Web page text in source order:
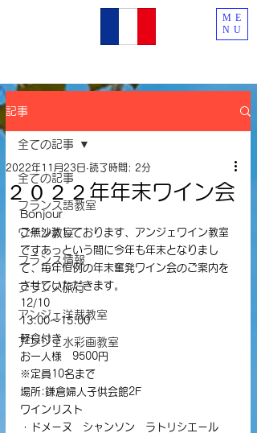
ME
NU
記事
全ての記事
フランス語教室
ワイン教室
フランス情報
フランス旅行
アンジェ洋裁教室
アンジェ水彩画教室
全ての記事
２０２２年年末ワイン会
2022年11月23日 読了時間: 2分
Bonjour
ご無沙汰しております、アンジェワイン教室
ですあっという間に今年も年末となりまし
て、毎年恒例の年末奮発ワイン会のご案内を
させていただきます。
12/10
13:00〜15:00
軽食付き
お一人様　9500円
※定員10名まで
場所:鎌倉婦人子供会館2F
ワインリスト
・ドメーヌ　シャンソン　ラトリシエール